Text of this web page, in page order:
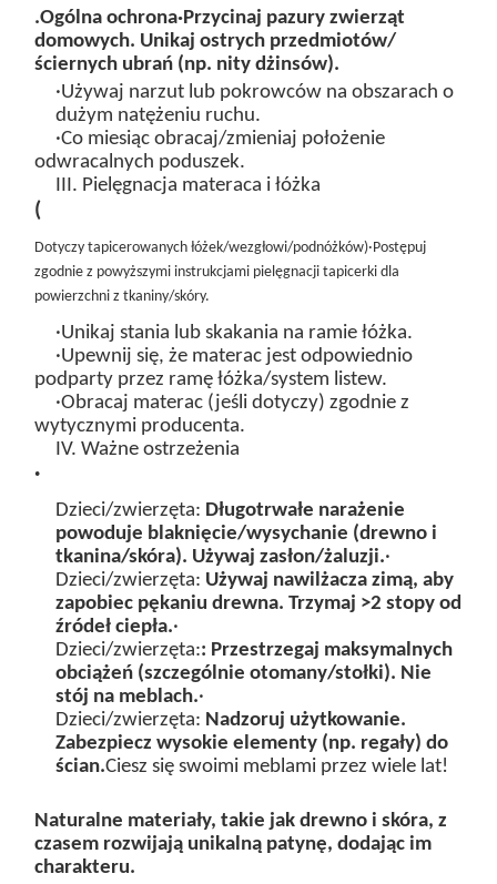
.Ogólna ochrona·Przycinaj pazury zwierząt
domowych. Unikaj ostrych przedmiotów/
ściernych ubrań (np. nity dżinsów).
·Używaj narzut lub pokrowców na obszarach o
dużym natężeniu ruchu.
·Co miesiąc obracaj/zmieniaj położenie
odwracalnych poduszek.
III. Pielęgnacja materaca i łóżka
(
Dotyczy tapicerowanych łóżek/wezgłowi/podnóżków)·Postępuj
zgodnie z powyższymi instrukcjami pielęgnacji tapicerki dla
powierzchni z tkaniny/skóry.
·Unikaj stania lub skakania na ramie łóżka.
·Upewnij się, że materac jest odpowiednio
podparty przez ramę łóżka/system listew.
·Obracaj materac (jeśli dotyczy) zgodnie z
wytycznymi producenta.
IV. Ważne ostrzeżenia
·
Dzieci/zwierzęta: Długotrwałe narażenie
powoduje blaknięcie/wysychanie (drewno i
tkanina/skóra). Używaj zasłon/żaluzji.·
Dzieci/zwierzęta: Używaj nawilżacza zimą, aby
zapobiec pękaniu drewna. Trzymaj >2 stopy od
źródeł ciepła.·
Dzieci/zwierzęta:: Przestrzegaj maksymalnych
obciążeń (szczególnie otomany/stołki). Nie
stój na meblach.·
Dzieci/zwierzęta: Nadzoruj użytkowanie.
Zabezpiecz wysokie elementy (np. regały) do
ścian.Ciesz się swoimi meblami przez wiele lat!
Naturalne materiały, takie jak drewno i skóra, z
czasem rozwijają unikalną patynę, dodając im
charakteru.